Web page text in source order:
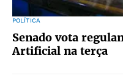
POLÍTICA
Senado vota
Artificial na terça